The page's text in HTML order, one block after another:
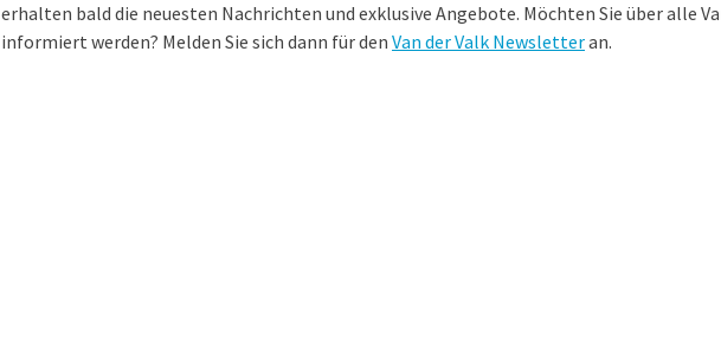
erhalten bald die neuesten Nachrichten und exklusive Angebote. Möchten Sie über alle
informiert werden? Melden Sie sich dann für den Van der Valk Newsletteran.